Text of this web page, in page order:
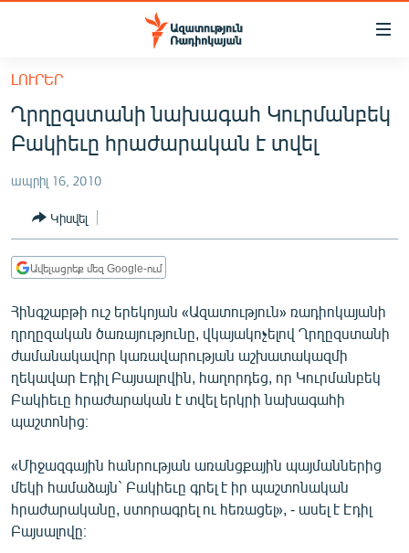
Մատչելիության
հիմնական
բովանդակությանը
Անցնել
հիմնական
մենյուին
ՀԱՅԱՍՏԱՆ
ՔԱՂԱՔԱԿԱՆ
ԸՆՏՐՈՒԹՅՈՒՆՆԵՐ 2026
ԻՐԱՎՈՒՆՔ
ՀԱՍԱՐԱԿՈՒԹՅՈՒՆ
ՂԱՐԱԲԱՂ
ՊԱՏԵՐԱԶՄԻ 6 ՇԱԲԱԹՆԵՐԸ
ՏԱՐԱԾԱՇՐՋԱՆ
ՄԻՋԱԶԳԱՅԻՆ
ՄՇԱԿՈՒՅԹ
ՍՊՈՐՏ
ՄԵԿՆԱԲԱՆՈՒԹՅՈՒՆ
ԼՈՒՐԵՐ
Ղրղըզստանի նախագահ Կուրմանբեկ
Բակիեւը հրաժարական է տվել
ապրիլ 16, 2010
Կիսվել
Ավելացրեք մեզ Google-ում
Հինգշաբթի ուշ երեկոյան «Ազատություն» ռադիոկայանի
ղրղըզական ծառայությունը, վկայակոչելով Ղրղըզստանի
ժամանակավոր կառավարության աշխատակազմի
ղեկավար Էդիլ Բայսալովին, հաղորդեց, որ Կուրմանբեկ
Բակիեւը հրաժարական է տվել երկրի նախագահի
պաշտոնից։
«Միջազգային հանրության առանցքային պայմաններից
մեկի համաձայն` Բակիեւը գրել է իր պաշտոնական
հրաժարականը, ստորագրել ու հեռացել», - ասել է Էդիլ
Բայսալովը։